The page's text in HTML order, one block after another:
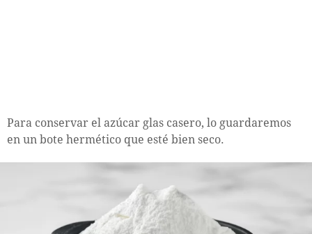
Para conservar el azúcar glas casero, lo guardaremos
en un bote hermético que esté bien seco.